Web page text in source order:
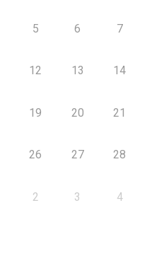
5 6 7
12 13 14
19 20 21
26 27 28
2 3 4